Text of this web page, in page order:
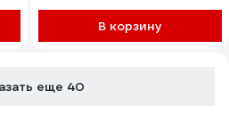
В корзину
еще 40